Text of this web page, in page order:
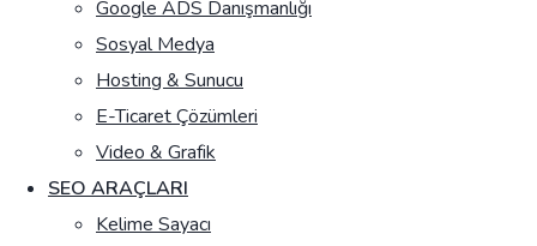
Google ADS Danışmanlığı
Sosyal Medya
Hosting & Sunucu
E-Ticaret Çözümleri
Video & Grafik
SEO ARAÇLARI
Kelime Sayacı